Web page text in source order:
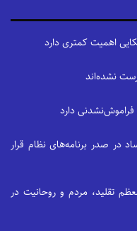
اهمیت کمتری دارد
نشده‌اند
دارد
در صدر برنامه‌های نظام قرار
تقلید، مردم و روحانیت در